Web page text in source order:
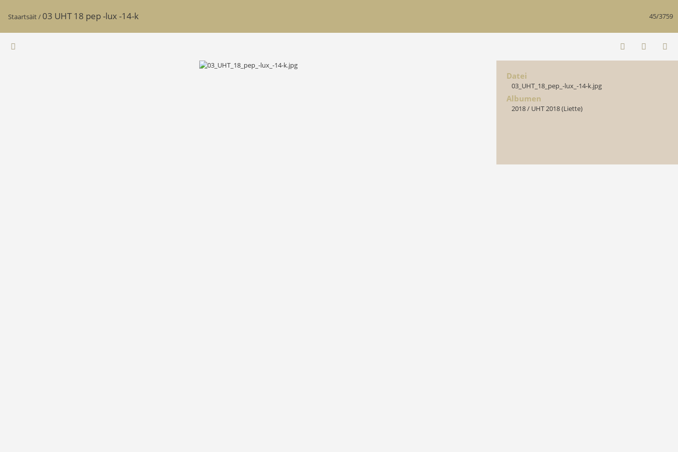
45/3759
Staartsäit/ 03 UHT 18 pep -lux -14-k
Datei
03_UHT_18_pep_-lux_-14-k.jpg
Albumen
2018/ UHT 2018 (Liette)